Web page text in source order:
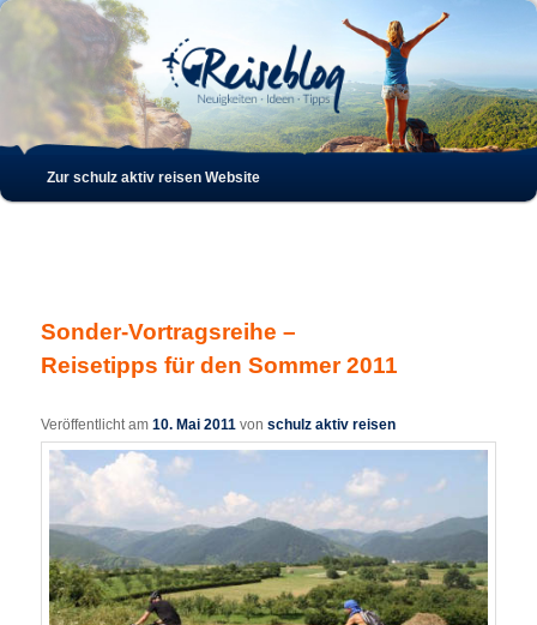
Hauptmenü
Zum
Zum
wechseln
Zur schulz aktiv reisen Website
Sonder-Vortragsreihe –
Reisetipps für den Sommer 2011
Veröffentlicht am10. Mai 2011 vonschulz aktiv reisen